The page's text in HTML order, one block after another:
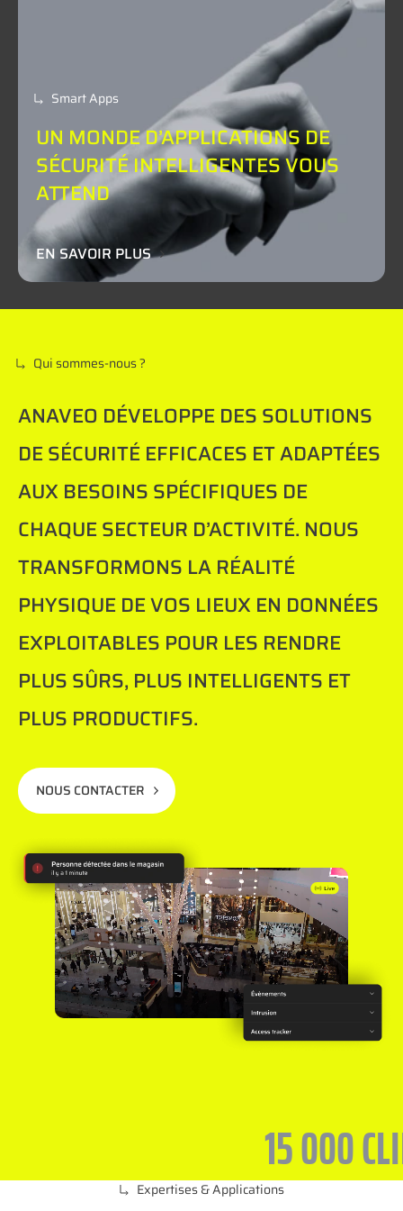
Smart Apps
UN MONDE D’APPLICATIONS DE
SÉCURITÉINTELLIGENTES VOUS
ATTEND
EN SAVOIR PLUS
Qui sommes-nous ?
ANAVEO DÉVELOPPE DES SOLUTIONS
DE SÉCURITÉ EFFICACES ET ADAPTÉES
AUX BESOINS SPÉCIFIQUES DE
CHAQUE SECTEUR D’ACTIVITÉ. NOUS
TRANSFORMONS LA RÉALITÉ
PHYSIQUE DE VOS LIEUX EN DONNÉES
EXPLOITABLES POUR LES RENDRE
PLUS SÛRS, PLUS INTELLIGENTS ET
PLUS PRODUCTIFS.
NOUS CONTACTER
15 000
Expertises & Applications